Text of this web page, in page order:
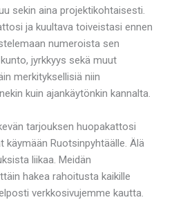
sekin aina projektikohtaisesti.
ja kuultava toiveistasi ennen
numeroista sen
jyrkkyys sekä muut
merkityksellisiä niin
kuin ajankäytönkin kannalta.
tarjouksen huopakattosi
käymään Ruotsinpyhtäälle. Älä
liikaa. Meidän
hakea rahoitusta kaikille
verkkosivujemme kautta.